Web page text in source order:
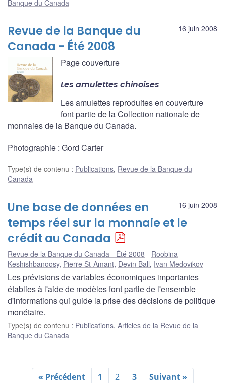
Banque du Canada
16 juin 2008
Revue de la Banque du
Canada - Été 2008
Page couverture
Les amulettes chinoises
Les amulettes reproduites en couverture
font partie de la Collection nationale de
monnaies de la Banque du Canada.
Photographie : Gord Carter
Type(s) de contenu : Publications, Revue de la Banque du
Canada
16 juin 2008
Une base de données en
temps réel sur la monnaie et le
crédit au Canada
Revue de la Banque du Canada - Été 2008
Roobina
Keshishbanoosy, Pierre St-Amant, Devin Ball, Ivan Medovikov
Les prévisions de variables économiques importantes
établies à l'aide de modèles font partie de l'ensemble
d'informations qui guide la prise des décisions de politique
monétaire.
Type(s) de contenu : Publications, Articles de la Revue de la
Banque du Canada
« Précédent 1 2 3 Suivant »